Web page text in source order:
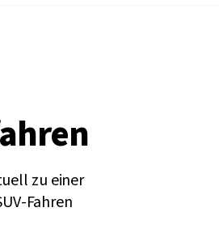
zu einer
Fahren